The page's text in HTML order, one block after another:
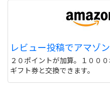
レビュー投稿でアマゾ
２０ポイントが加算。１００
ギフト券と交換できます。